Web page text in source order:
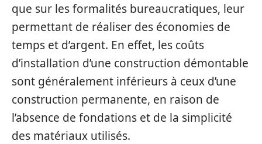
que sur les formalités bureaucratiques, leur
permettant de réaliser des économies de
temps et d’argent. En effet, les coûts
d’installation d’une construction démontable
sont généralement inférieurs à ceux d’une
construction permanente, en raison de
l’absence de fondations et de la simplicité
des matériaux utilisés.